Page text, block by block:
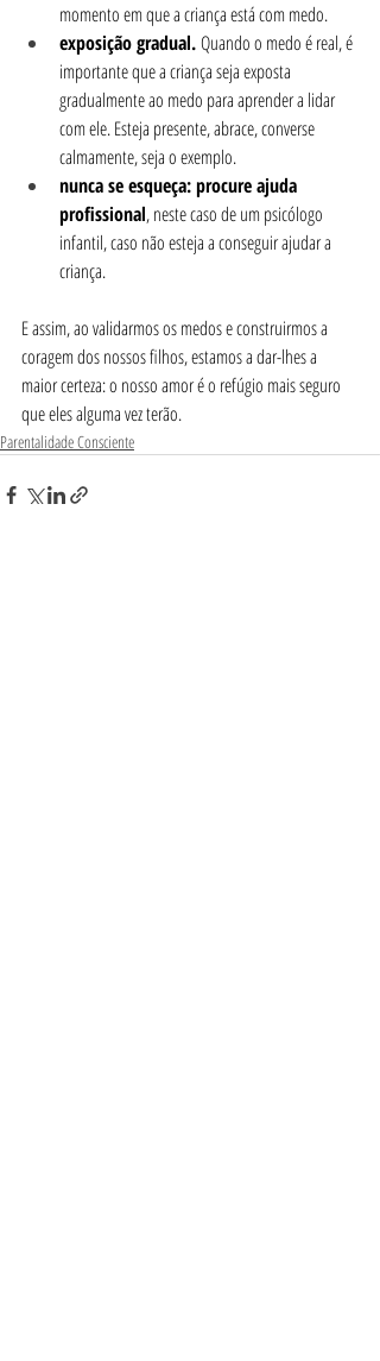
momento em que a criança está com medo.
exposição gradual. Quando o medo é real, é
importante que a criança seja exposta
gradualmente ao medo para aprender a lidar
com ele. Esteja presente, abrace, converse
calmamente, seja o exemplo.
nunca se esqueça: procure ajuda
profissional, neste caso de um psicólogo
infantil, caso não esteja a conseguir ajudar a
criança.
E assim, ao validarmos os medos e construirmos a
coragem dos nossos filhos, estamos a dar-lhes a
maior certeza: o nosso amor é o refúgio mais seguro
que eles alguma vez terão.
Parentalidade Consciente